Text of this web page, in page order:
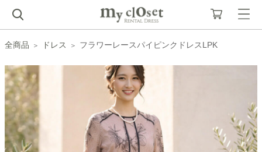
全商品 ドレス フラワーレースパイピンクドレスLPK